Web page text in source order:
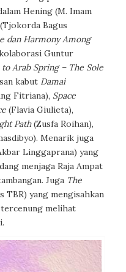
Hening(M. Imam
(Tjokorda Bagus
dan Harmony Among
Guntur
to Arab Spring – The Sole
kabut Damai
Fitriana), Space
(Flavia Giulieta),
Path(Zusfa Roihan),
Menarik juga
Linggaprana) yang
menjaga Raja Ampat
Juga The
TBR) yang mengisahkan
melihat